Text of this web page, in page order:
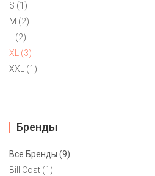
Футболка женская Calvin
Линейка Calvin Klein Jeans.
S (1)
M (2)
L (2)
XL (3)
XXL (1)
Бренды
Все Бренды (9)
Bill Cost (1)